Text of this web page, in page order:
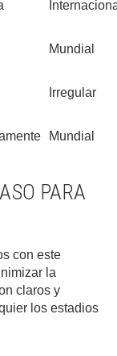
Mundial
Irregular
Mundial
PARA
con este
la
claros y
los estadios